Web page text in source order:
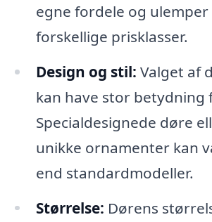
egne fordele og ulemper
forskellige prisklasser.
Design og stil: Valget af
kan have stor betydning
Specialdesignede døre
unikke ornamenter kan
end standardmodeller.
Størrelse: Dørens